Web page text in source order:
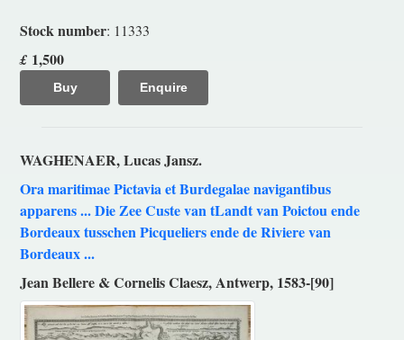
Stock number: 11333
£ 1,500
Buy Enquire
WAGHENAER, Lucas Jansz.
Ora maritimae Pictavia et Burdegalae navigantibus
apparens ... Die Zee Custe van tLandt van Poictou ende
Bordeaux tusschen Picqueliers ende de Riviere van
Bordeaux ...
Jean Bellere & Cornelis Claesz, Antwerp, 1583-[90]